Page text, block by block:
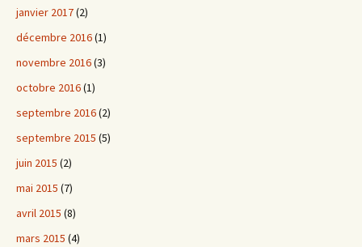
janvier 2017(2)
décembre 2016(1)
novembre 2016(3)
octobre 2016(1)
septembre 2016(2)
septembre 2015 (5)
juin 2015 (2)
mai 2015 (7)
avril 2015 (8)
mars 2015 (4)